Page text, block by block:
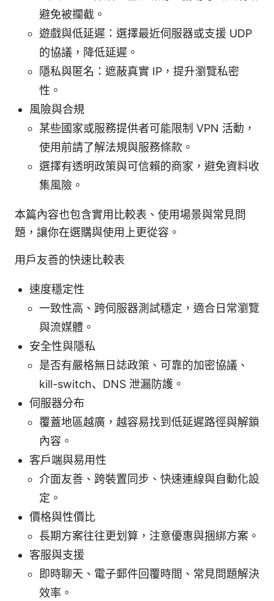
避免被攔截。
遊戲與低延遲：選擇最近伺服器或支援 UDP
的協議，降低延遲。
隱私與匿名：遮蔽真實 IP，提升瀏覽私密
性。
風險與合規
某些國家或服務提供者可能限制 VPN 活動，
使用前請了解法規與服務條款。
選擇有透明政策與可信賴的商家，避免資料收
集風險。
本篇內容也包含實用比較表、使用場景與常見問
題，讓你在選購與使用上更從容。
用戶友善的快速比較表
速度穩定性
一致性高、跨伺服器測試穩定，適合日常瀏覽
與流媒體。
安全性與隱私
是否有嚴格無日誌政策、可靠的加密協議、
kill-switch、DNS 泄漏防護。
伺服器分布
覆蓋地區越廣，越容易找到低延遲路徑與解鎖
內容。
客戶端與易用性
介面友善、跨裝置同步、快速連線與自動化設
定。
價格與性價比
長期方案往往更划算，注意優惠與捆綁方案。
客服與支援
即時聊天、電子郵件回覆時間、常見問題解決
效率。